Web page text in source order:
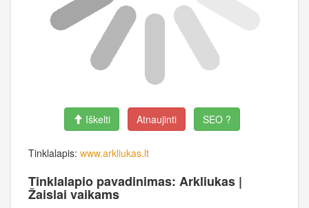
Iškelti Atnaujinti SEO ?
Tinklalapis: www.arkliukas.lt
Tinklalapio pavadinimas: Arkliukas |
Žaislai vaikams